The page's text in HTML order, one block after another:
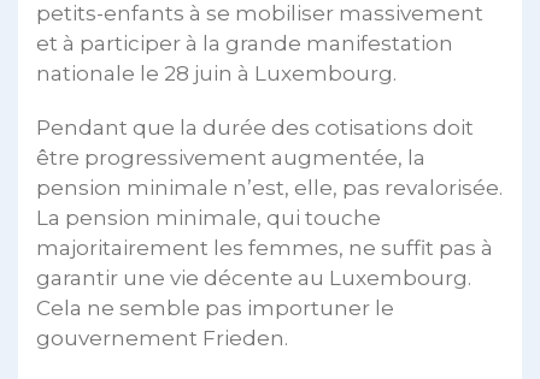
petits-enfants à se mobiliser massivement
et à participer à la grande manifestation
nationale le 28 juin à Luxembourg.
Pendant que la durée des cotisations doit
être progressivement augmentée, la
pension minimale n’est, elle, pas revalorisée.
La pension minimale, qui touche
majoritairement les femmes, ne suffit pas à
garantir une vie décente au Luxembourg.
Cela ne semble pas importuner le
gouvernement Frieden.